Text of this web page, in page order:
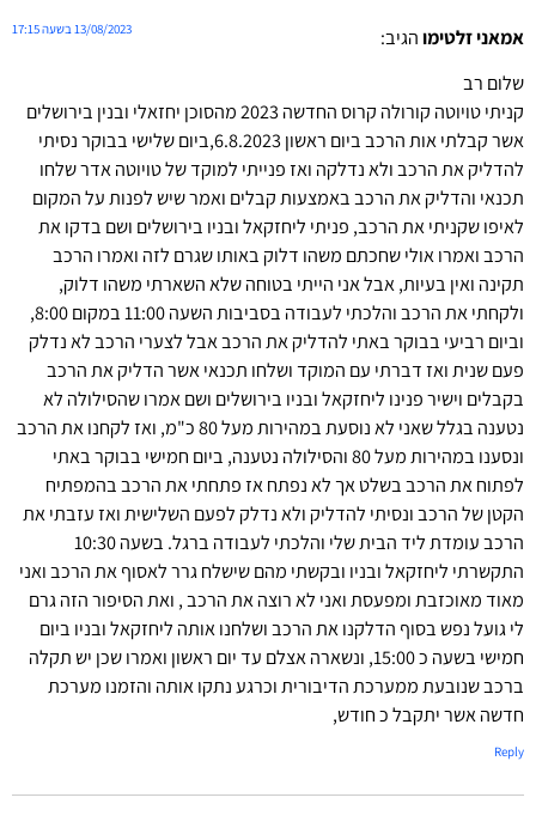
אמאני זלטימוהגיב: 13/08/2023 בשעה 17:15
שלום רב
קניתי טויוטה קורולה קרוס החדשה 2023 מהסוכן יחזאלי ובנין בירושלים
אשר קבלתי אות הרכב ביום ראשון 6.8.2023,ביום שלישי בבוקר נסיתי
להדליק את הרכב ולא נדלקה ואז פנייתי למוקד של טויוטה אדר שלחו
תכנאי והדליק את הרכב באמצעות קבלים ואמר שיש לפנות על המקום
לאיפו שקניתי את הרכב, פניתי ליחזקאל ובניו בירושלים ושם בדקו את
הרכב ואמרו אולי שחכתם משהו דלוק באותו שגרם לזה ואמרו הרכב
תקינה ואין בעיות, אבל אני הייתי בטוחה שלא השארתי משהו דלוק,
ולקחתי את הרכב והלכתי לעבודה בסביבות השעה 11:00 במקום 8:00,
וביום רביעי בבוקר באתי להדליק את הרכב אבל לצערי הרכב לא נדלק
פעם שנית ואז דברתי עם המוקד ושלחו תכנאי אשר הדליק את הרכב
בקבלים וישיר פנינו ליחזקאל ובניו בירושלים ושם אמרו שהסילולה לא
נטענה בגלל שאני לא נוסעת במהירות מעל 80 כ"מ, ואז לקחנו את הרכב
ונסענו במהירות מעל 80 והסילולה נטענה, ביום חמישי בבוקר באתי
לפתוח את הרכב בשלט אך לא נפתח אז פתחתי את הרכב בהמפתיח
הקטן של הרכב ונסיתי להדליק ולא נדלק לפעם השלישית ואז עזבתי את
הרכב עומדת ליד הבית שלי והלכתי לעבודה ברגל. בשעה 10:30
התקשרתי ליחזקאל ובניו ובקשתי מהם שישלח גרר לאסוף את הרכב ואני
מאוד מאוכזבת ומפעסת ואני לא רוצה את הרכב , ואת הסיפור הזה גרם
לי גועל נפש בסוף הדלקנו את הרכב ושלחנו אותה ליחזקאל ובניו ביום
חמישי בשעה כ 15:00, ונשארה אצלם עד יום ראשון ואמרו שכן יש תקלה
ברכב שנובעת ממערכת הדיבורית וכרגע נתקו אותה והזמנו מערכת
חדשה אשר יתקבל כ חודש,
Reply